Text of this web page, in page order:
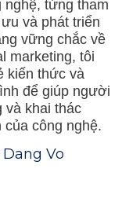
từng tham
và phát triển
vững chắc về
marketing, tôi
kiến thức và
để giúp người
và khai thác
công nghệ.
Vo